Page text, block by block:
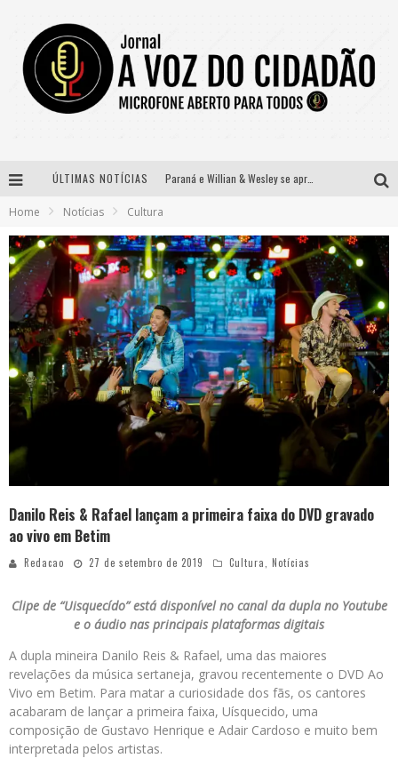
ÚLTIMAS NOTÍCIAS Paraná e Willian & Wesley se apresentam no Carretão Trevo Contagem nesta sexta-feira
Banda Mole de BH anuncia Kayete como madrinha do bloco
Definidas as 12 finalistas do concurso Rainha do Pedro Leopoldo Rodeio Show 2026
Home Notícias Cultura
Danilo Reis & Rafael lançam a primeira faixa do DVD gravado
ao vivo em Betim
Redacao 27 de setembro de 2019 Cultura Notícias
Clipe de “Uisquecído” está disponível no canal da dupla no Youtube
e o áudio nas principais plataformas digitais
A dupla mineira Danilo Reis & Rafael, uma das maiores
revelações da música sertaneja, gravou recentemente o DVD Ao
Vivo em Betim. Para matar a curiosidade dos fãs, os cantores
acabaram de lançar a primeira faixa, Uísquecido, uma
composição de Gustavo Henrique e Adair Cardoso e muito bem
interpretada pelos artistas.